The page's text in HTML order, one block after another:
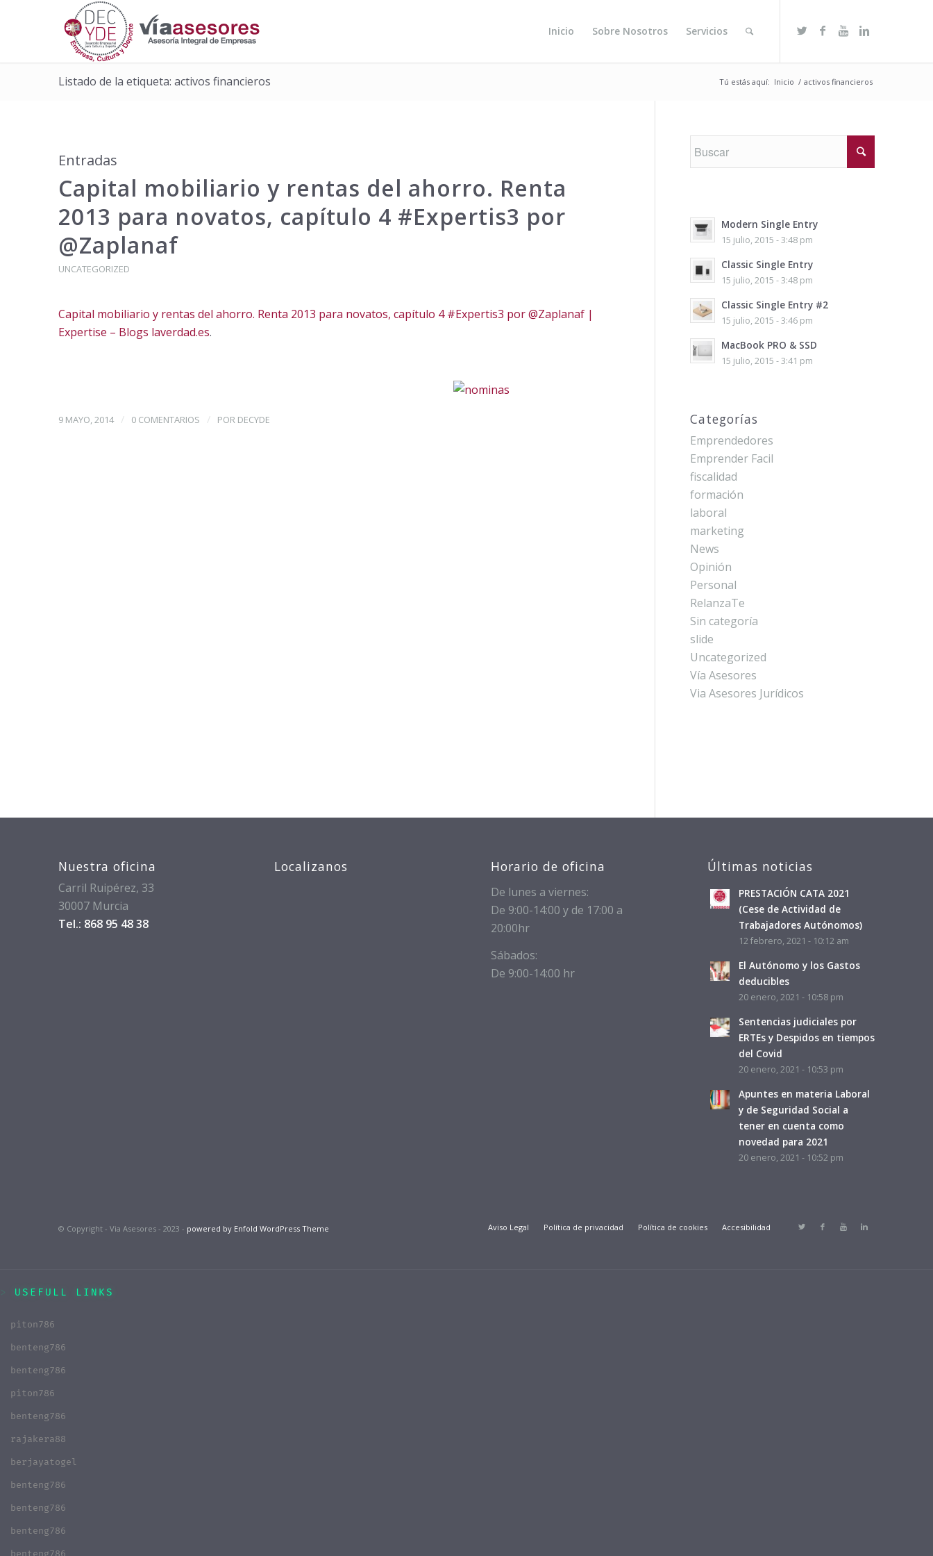
Inicio Sobre Nosotros Servicios
Listado de la etiqueta: activos financieros Tú estás aquí: Inicio / activos financieros
Entradas
Capital mobiliario y rentas del ahorro. Renta
2013 para novatos, capítulo 4 #Expertis3 por
@Zaplanaf
UNCATEGORIZED
Capital mobiliario y rentas del ahorro. Renta 2013 para novatos, capítulo 4 #Expertis3 por @Zaplanaf |
Expertise – Blogs laverdad.es.
9 MAYO, 2014 / 0 COMENTARIOS / POR DECYDE
Modern Single Entry
15 julio, 2015 - 3:48 pm
Classic Single Entry
15 julio, 2015 - 3:48 pm
Classic Single Entry #2
15 julio, 2015 - 3:46 pm
MacBook PRO & SSD
15 julio, 2015 - 3:41 pm
Categorías
Emprendedores
Emprender Facil
fiscalidad
formación
laboral
marketing
News
Opinión
Personal
RelanzaTe
Sin categoría
slide
Uncategorized
Vía Asesores
Via Asesores Jurídicos
Nuestra oficina
Carril Ruipérez, 33
30007 Murcia
Tel.: 868 95 48 38
Localizanos Horario de oficina
De lunes a viernes:
De 9:00-14:00 y de 17:00 a
20:00hr
Sábados:
De 9:00-14:00 hr
Últimas noticias
PRESTACIÓN CATA 2021
(Cese de Actividad de
Trabajadores Autónomos)
12 febrero, 2021 - 10:12 am
El Autónomo y los Gastos
deducibles
20 enero, 2021 - 10:58 pm
Sentencias judiciales por
ERTEs y Despidos en tiempos
del Covid
20 enero, 2021 - 10:53 pm
Apuntes en materia Laboral
y de Seguridad Social a
tener en cuenta como
novedad para 2021
20 enero, 2021 - 10:52 pm
© Copyright - Via Asesores - 2023 - powered by Enfold WordPress Theme Aviso Legal Política de privacidad Política de cookies Accesibilidad
USEFULL LINKS
piton786
benteng786
benteng786
piton786
benteng786
rajakera88
berjayatogel
benteng786
benteng786
benteng786